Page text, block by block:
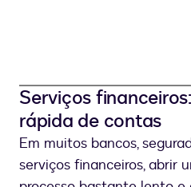
Serviços
rápida de contas
Em muitos bancos,
serviços financeiros, abrir